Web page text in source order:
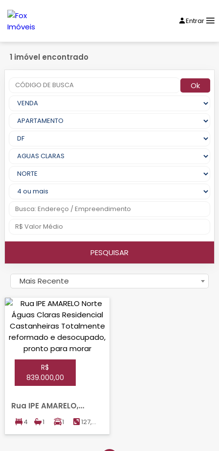
Entrar
1 imóvel encontrado
Ok
PESQUISAR
Mais Recente
R$
839.000,00
Rua IPE AMARELO,
NORTE, AGUAS CLARAS
4 1 1
127,00